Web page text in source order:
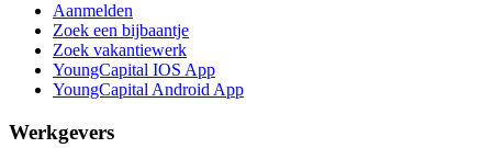
Aanmelden
Zoek een bijbaantje
Zoek vakantiewerk
YoungCapital IOS App
YoungCapital Android App
Werkgevers